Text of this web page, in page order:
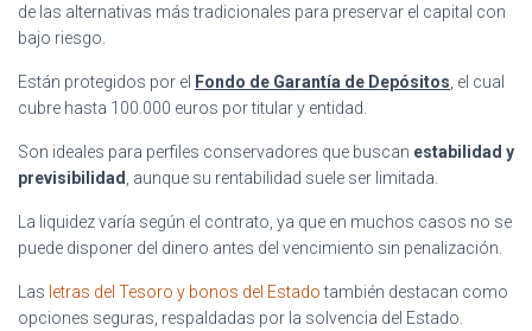
de las alternativas más tradicionales para preservar el capital con
bajo riesgo.
Están protegidos por el Fondo de Garantía de Depósitos , el cual
cubre hasta 100.000 euros por titular y entidad.
Son ideales para perfiles conservadores que buscan estabilidad y
previsibilidad
, aunque su rentabilidad suele ser limitada.
La liquidez varía según el contrato, ya que en muchos casos no se
puede disponer del dinero antes del vencimiento sin penalización.
Las letras del Tesoro y bonos del Estadotambién destacan como
opciones seguras, respaldadas por la solvencia del Estado.